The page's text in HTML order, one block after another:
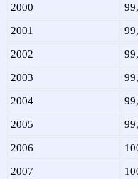
2000
2001
2002
2003
2004
2005
2006
2007